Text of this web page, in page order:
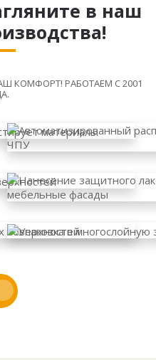
в наш
КОМФОРТ! РАБОТАЕМ С 2001